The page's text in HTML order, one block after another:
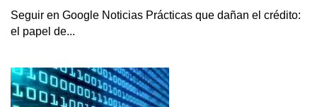
Seguir en Google Noticias Prácticas que dañan el crédito:
el papel de...